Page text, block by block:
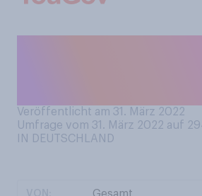
Veröffentlicht am 31. März 2022
Umfrage vom 31. März 2022 auf
IN DEUTSCHLAND